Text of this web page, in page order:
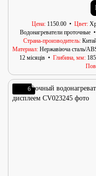
Цена 1150.00 Цвет
Водонагреватели проточные
Страна-производитель
Материал Нержавіюча сталь/
12 місяців
Глибина, мм 185
6